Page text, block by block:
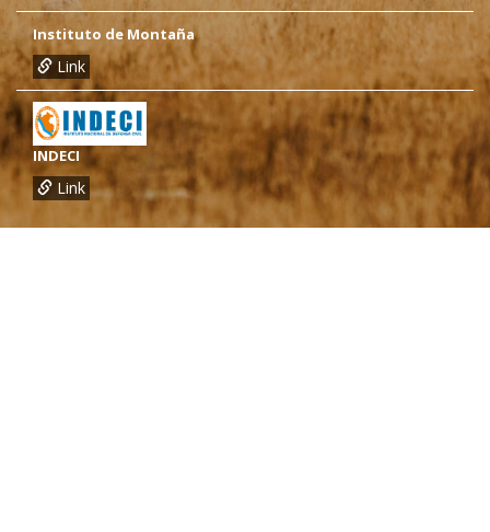
Instituto de Montaña
Link
INDECI
Link